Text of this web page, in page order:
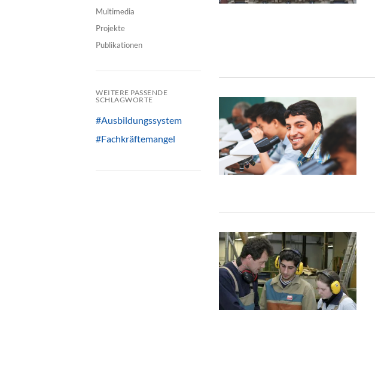
Multimedia
Projekte
Publikationen
WEITERE PASSENDE
SCHLAGWORTE
#Ausbildungssystem
#Fachkräftemangel